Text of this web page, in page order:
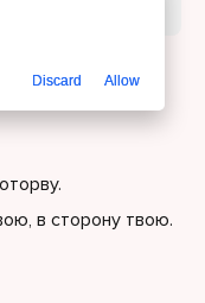
в сторону твою.
Discard Allow